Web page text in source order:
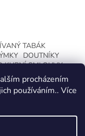
procházením
používáním.. Více
TABÁK
DOUTNÍKY
KUPNÍ SMLOUVY